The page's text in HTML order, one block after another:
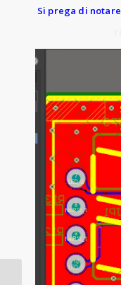
Si prega di notare